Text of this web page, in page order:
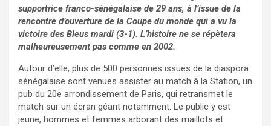
supportrice franco-sénégalaise de 29 ans, à l’issue de la
rencontre d’ouverture de la Coupe du monde qui a vu la
victoire des Bleus mardi (3-1). L’histoire ne se répètera
malheureusement pas comme en 2002.
Autour d’elle, plus de 500 personnes issues de la diaspora
sénégalaise sont venues assister au match à la Station, un
pub du 20e arrondissement de Paris, qui retransmet le
match sur un écran géant notamment. Le public y est
jeune, hommes et femmes arborant des maillots et